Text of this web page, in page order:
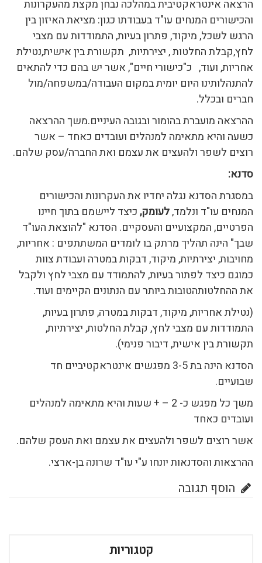
הרצאה אינטראקטיבית במהלכה נבחן מקצת מהעקרונות
והכישורים המנחים עו"ד בעבודתו כגון: מציאת האיזון בין
הרגש לשכל, מיקוד, פתרון בעיות, התמודדות עם מצבי
לחץ,קבלת החלטות , יצירתיות, תקשורת בין אישית,נטילת
אחריות, ועוד, כ"כישורי חיים", אשר יש בהם כדי להתאים
להתנהלותינו היום יומית במקום העבודה/במשפחה/מול
חברים ובכלל.
ההרצאה מועברת בהומור ובגובה העיניים.משך ההרצאה
כשעה והיא מתאימה למנהלים ועובדים כאחד – אשר
רוצים לשפר ולהעצים את עצמם ואת החברה/עסק שלהם.
סדנא:
במסגרת הסדנא נגלה יחדיו את העקרונות והכישורים
המנחים עו"ד ונלמד,לעומק,כיצד ליישמם בתוך חיינו
הפרטיים, המקצועיים והעסקיים. הסדנא "להוצאת העו"ד
שבך" הינה תהליך מרתק בו לומדים המשתתפים : אחריות,
מחויבות, יצירתיות, מיקוד, דבקות במטרה ועבודת צוות
כמוגם כיצד לפתור בעיות, להתמודד עם מצבי לחץ ולקבל
את ההחלטותהטובות ביותר עם הנתונים הקיימים ועוד.
(נטילת אחריות, מיקוד, דבקות במטרה, פתרון בעיות,
התמודדות עם מצבי לחץ, קבלת החלטות, יצירתיות,
תקשורת בין אישית, דיבור פנימי).
הסדנא הינה בת 3-5 מפגשים אינטראקטיביים חד
שבועיים.
משך כל מפגש כ- 2 – + שעות והיא מתאימה למנהלים
ועובדים כאחד
אשר רוצים לשפר ולהעצים את עצמם ואת העסק שלהם.
ההרצאות והסדנאות יונחו ע"י עו"ד שרונה בן-ארצי.
הוסף תגובה
קטגוריות